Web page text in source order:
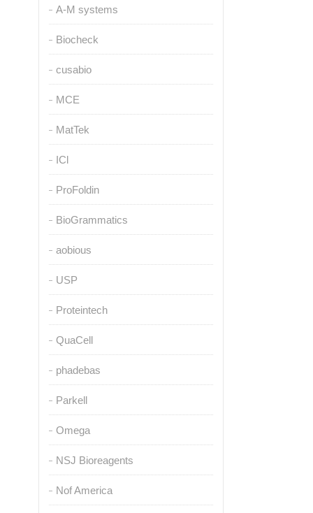
A-M systems
Biocheck
cusabio
MCE
MatTek
ICl
ProFoldin
BioGrammatics
aobious
USP
Proteintech
QuaCell
phadebas
Parkell
Omega
NSJ Bioreagents
Nof America